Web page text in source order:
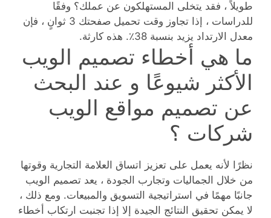
طويلاً ، فقد يتخلى المستهلكون عن عملك؟ وفقًا
للدراسات ، إذا تجاوز وقت تحميل صفحتك 3 ثوانٍ ، فإن
معدل الارتداد يزيد بنسبة 38٪. هذه كارثة.
ما هي أخطاء تصميم الويب
الأكثر شيوعًا و عند البحث
عن تصميم مواقع الويب
شركات ؟
نظرًا لأنه يعمل على تعزيز اتساق العلامة التجارية وقوتها
من خلال الجماليات وتجارب الجودة ، يعد تصميم الويب
جانبًا مهمًا في استراتيجية التسويق والمبيعات. ومع ذلك ،
لا يمكن تحقيق النتائج الجيدة إلا إذا تجنبت ارتكاب أخطاء